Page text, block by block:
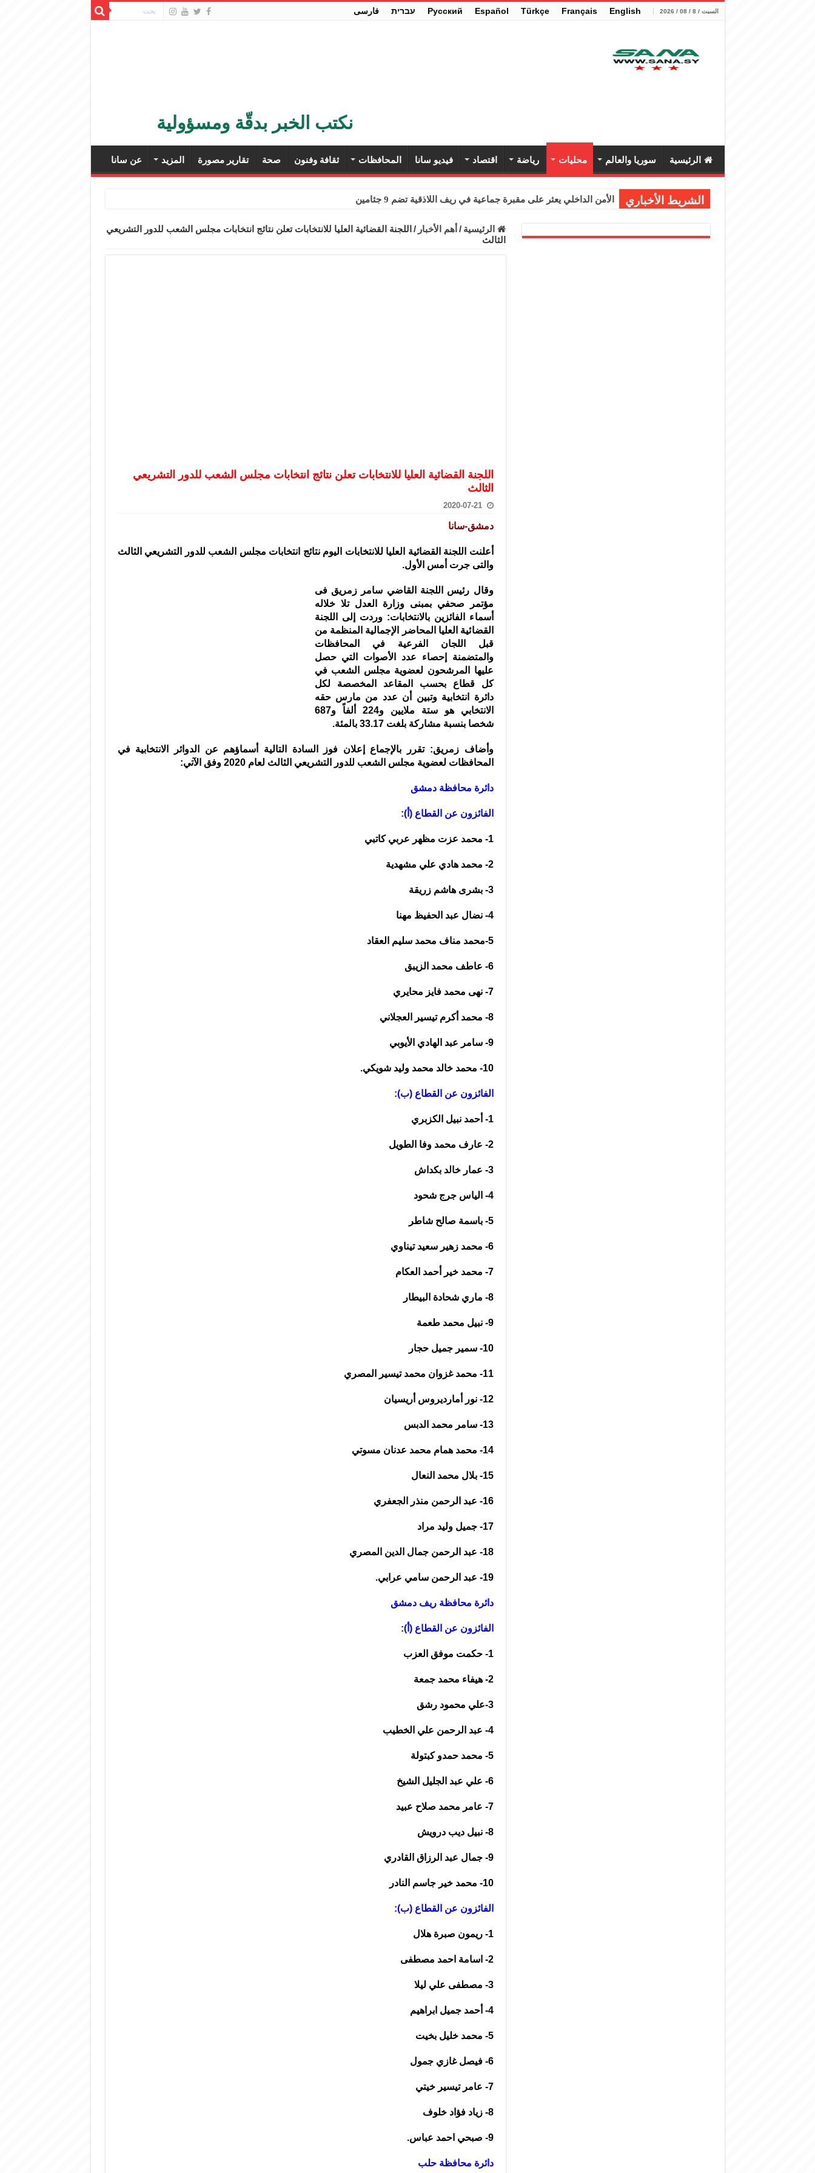
السبت / 8 / 08 / 2026 English
Français
Türkçe
Español
Pусский עברית فارسی
نكتب الخبر بدقّة ومسؤولية
الرئيسية سوريا والعالم محليات رياضة اقتصاد فيديو سانا المحافظات ثقافة وفنون صحة تقارير مصورة المزيد عن سانا
الشريط الأخباري الأمن الداخلي يعثر على مقبرة جماعية في ريف اللاذقية تضم 9 جثامين
برنية: مرسوم بإعفاء مستهلكي الكهرباء المنزلية والتجارية والصناعية من الرسوم
الرئيسية / أهم الأخبار / اللجنة القضائية العليا للانتخابات تعلن نتائج انتخابات مجلس الشعب للدور التشريعي
الثالث
اللجنة القضائية العليا للانتخابات تعلن نتائج انتخابات مجلس الشعب للدور التشريعي
الثالث
2020-07-21
دمشق-سانا
أعلنت اللجنة القضائية العليا للانتخابات اليوم نتائج انتخابات مجلس الشعب للدور التشريعي الثالث
والتى جرت أمس الأول.
وقال رئيس اللجنة القاضي سامر زمريق فى
مؤتمر صحفي بمبنى وزارة العدل تلا خلاله
أسماء الفائزين بالانتخابات: وردت إلى اللجنة
القضائية العليا المحاضر الإجمالية المنظمة من
قبل اللجان الفرعية في المحافظات
والمتضمنة إحصاء عدد الأصوات التي حصل
عليها المرشحون لعضوية مجلس الشعب في
كل قطاع بحسب المقاعد المخصصة لكل
دائرة انتخابية وتبين أن عدد من مارس حقه
الانتخابي هو ستة ملايين و224 ألفاً و687
شخصا بنسبة مشاركة بلغت 33.17 بالمئة.
وأضاف زمريق: تقرر بالإجماع إعلان فوز السادة التالية أسماؤهم عن الدوائر الانتخابية في
المحافظات لعضوية مجلس الشعب للدور التشريعي الثالث لعام 2020 وفق الآتي:
دائرة محافظة دمشق
الفائزون عن القطاع (أ):
1- محمد عزت مظهر عربي كاتبي
2- محمد هادي علي مشهدية
3- بشرى هاشم زريقة
4- نضال عبد الحفيظ مهنا
5-محمد مناف محمد سليم العقاد
6- عاطف محمد الزيبق
7- نهى محمد فايز محايري
8- محمد أكرم تيسير العجلاني
9- سامر عبد الهادي الأيوبي
10- محمد خالد محمد وليد شويكي.
الفائزون عن القطاع (ب):
1- أحمد نبيل الكزبري
2- عارف محمد وفا الطويل
3- عمار خالد بكداش
4- الياس جرج شحود
5- باسمة صالح شاطر
6- محمد زهير سعيد تيناوي
7- محمد خير أحمد العكام
8- ماري شحادة البيطار
9- نبيل محمد طعمة
10- سمير جميل حجار
11- محمد غزوان محمد تيسير المصري
12- نور أمارديروس أريسيان
13- سامر محمد الدبس
14- محمد همام محمد عدنان مسوتي
15- بلال محمد النعال
16- عبد الرحمن منذر الجعفري
17- جميل وليد مراد
18- عبد الرحمن جمال الدين المصري
19- عبد الرحمن سامي عرابي.
دائرة محافظة ريف دمشق
الفائزون عن القطاع (أ):
1- حكمت موفق العزب
2- هيفاء محمد جمعة
3-علي محمود رشق
4- عبد الرحمن علي الخطيب
5- محمد حمدو كبتولة
6- علي عبد الجليل الشيخ
7- عامر محمد صلاح عبيد
8- نبيل ديب درويش
9- جمال عبد الرزاق القادري
10- محمد خير جاسم النادر
الفائزون عن القطاع (ب):
1- ريمون صبرة هلال
2- اسامة احمد مصطفى
3- مصطفى علي ليلا
4- أحمد جميل ابراهيم
5- محمد خليل بخيت
6- فيصل غازي جمول
7- عامر تيسير خيتي
8- زياد فؤاد خلوف
9- صبحي احمد عباس.
دائرة محافظة حلب